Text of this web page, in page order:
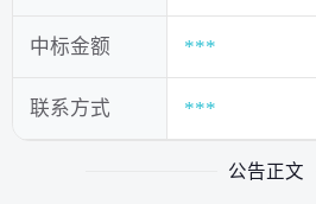
中标金额 ***
联系方式 ***
公告正文